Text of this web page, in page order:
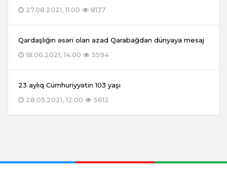
27.08.2021, 11:00
8137
Qardaşlığın əsəri olan azad Qarabağdan dünyaya mesaj
18.06.2021, 14:00
5594
23 aylıq Cümhuriyyətin 103 yaşı
28.05.2021, 12:00
5612